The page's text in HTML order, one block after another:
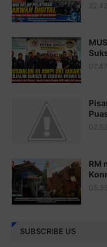
Juz 18 ⇨http://j.mp/
Juz 19 ⇨http://j.mp/
Juz 20 ⇨http://j.mp/
Juz 21 ⇨http://j.mp/
http://j.mp/
http://j.mp/
Juz 25 ⇨http://j.mp/
Juz 26 ⇨http://j.mp/
22.42
07.47
02.52
RM
05.35
SUBSCRIBE US